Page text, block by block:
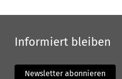
Informiert bleiben
Newsletter abonnieren